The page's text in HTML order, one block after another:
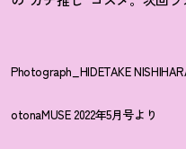
Photograph_HIDETAKE
otonaMUSE 2022年5月号より